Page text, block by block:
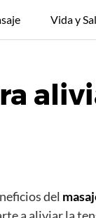
Vida y
del